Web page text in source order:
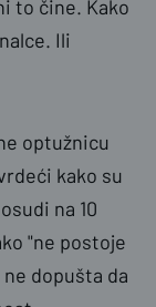
to čine. Kako
Ili
optužnicu
kako su
na 10
"ne postoje
dopušta da